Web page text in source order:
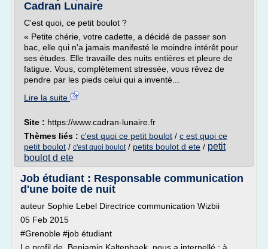
Cadran Lunaire
C'est quoi, ce petit boulot ?
« Petite chérie, votre cadette, a décidé de passer son
bac, elle qui n'a jamais manifesté le moindre intérêt pour
ses études. Elle travaille des nuits entières et pleure de
fatigue. Vous, complètement stressée, vous rêvez de
pendre par les pieds celui qui a inventé...
Lire la suite
Site : https://www.cadran-lunaire.fr
Thèmes liés : c'est quoi ce petit boulot / c est quoi ce
petit boulot / c'est quoi boulot/ petits boulot d ete / petit
boulot d ete
Job étudiant : Responsable communication
d'une boite de nuit
auteur Sophie Lebel Directrice communication Wizbii
05 Feb 2015
#Grenoble #job étudiant